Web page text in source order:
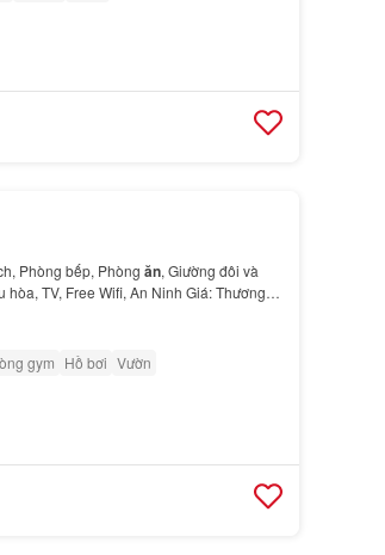
Phòng bếp, Phòng ăn, Giường đôi và
TV, Free Wifi, An Ninh Giá: Thương
gym Hồ bơi Vườn